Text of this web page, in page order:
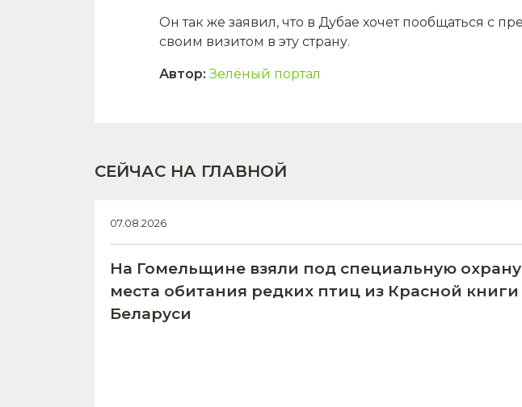
Он так же заявил, что в Дубае хочет пообщаться с
своим визитом в эту страну.
Автор: Зелёный портал
СЕЙЧАС НА ГЛАВНОЙ
07.08.2026
На Гомельщине взяли под специальную охрану
места обитания редких птиц из Красной книги
Беларуси